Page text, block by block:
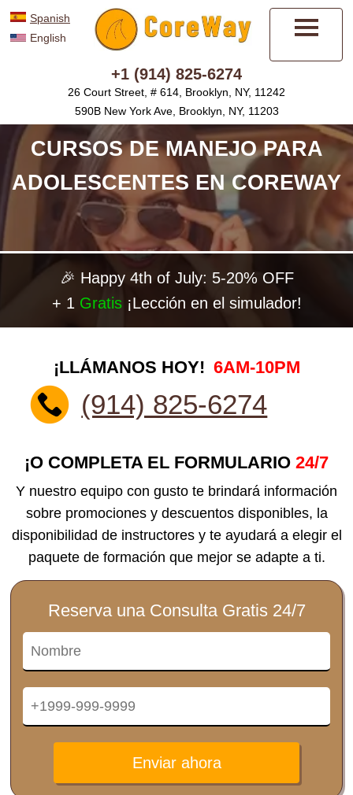
Spanish
English
+1 (914) 825-6274
26 Court Street, # 614, Brooklyn, NY, 11242
590B New York Ave, Brooklyn, NY, 11203
CURSOS DE MANEJO PARA
ADOLESCENTES EN COREWAY
🎉 Happy 4th of July: 5-20% OFF
+ 1 Gratis¡Lección en el simulador!
¡LLÁMANOS HOY! 6AM-10PM
(914) 825-6274
¡O COMPLETA EL FORMULARIO 24/7
Y nuestro equipo con gusto te brindará información
sobre promociones y descuentos disponibles, la
disponibilidad de instructores y te ayudará a elegir el
paquete de formación que mejor se adapte a ti.
Reserva una Consulta Gratis 24/7
Enviar ahora